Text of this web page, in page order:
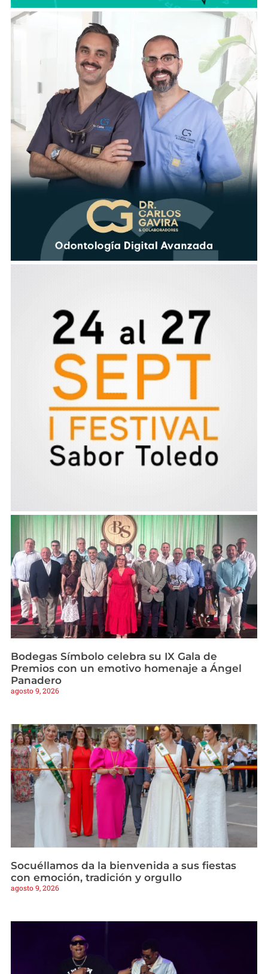
Bodegas Símbolo celebra su IX Gala de
Premios con un emotivo homenaje a Ángel
Panadero
agosto 9, 2026
Socuéllamos da la bienvenida a sus fiestas
con emoción, tradición y orgullo
agosto 9, 2026